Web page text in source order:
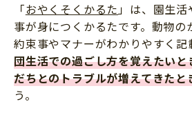
「おやくそくかるた」は、園生活
事が身につくかるたです。動物の
約束事やマナーがわかりやすく記
団生活での過ごし方を覚えたい
だちとのトラブルが増えてきたと
う。